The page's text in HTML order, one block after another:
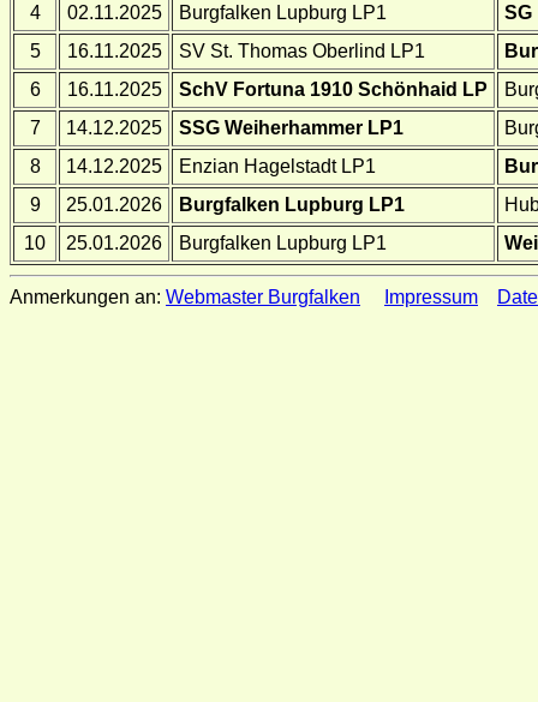
4
02.11.2025 Burgfalken Lupburg LP1
SG
5
16.11.2025 SV St. Thomas Oberlind LP1
6
16.11.2025 SchV Fortuna 1910 Schönhaid LP
7
14.12.2025 SSG Weiherhammer LP1
8
14.12.2025 Enzian Hagelstadt LP1
9
25.01.2026 Burgfalken Lupburg LP1
10
25.01.2026 Burgfalken Lupburg LP1
Anmerkungen an: Webmaster Burgfalken Impressum